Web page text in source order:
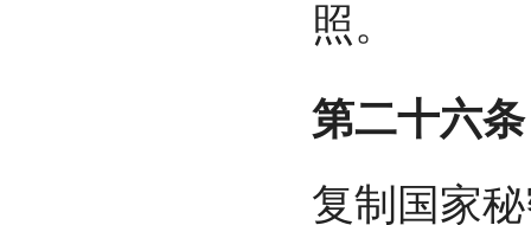
照。
第二十六条
复制国家